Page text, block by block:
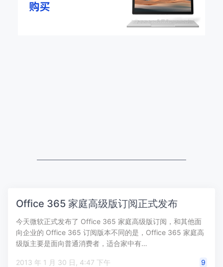
Office 365 家庭高级版订阅正式发布
今天微软正式发布了 Office 365 家庭高级版订阅，和其他面
向企业的 Office 365 订阅版本不同的是，Office 365 家庭高
级版主要是面向普通消费者，适合家中有…
2013 年 1 月 30 日, 4:47 下午 9